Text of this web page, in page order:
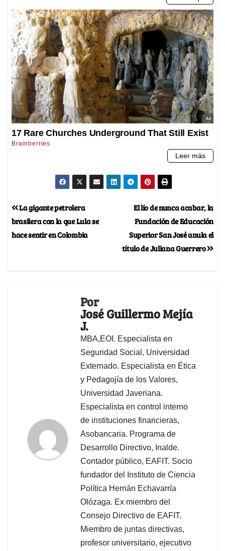
El lío de nunca acabar, la
Fundación de Educación
Superior San José anula el
título de Juliana Guerrero
La gigante petrolera
brasilera con la que Lula se
hace sentir en Colombia
Por
José Guillermo Mejía
J.
MBA,EOI. Especialista en
Seguridad Social, Universidad
Externado. Especialista en Ética
y Pedagojía de los Valores,
Universidad Javeriana.
Especialista en control interno
de instituciones financieras,